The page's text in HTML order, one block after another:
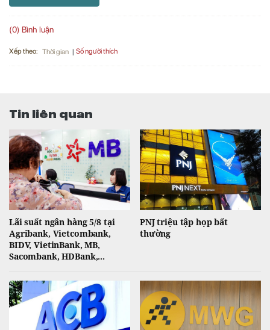
(0) Bình luận
Xếp theo: Thời gian Số người thích
Tin liên quan
Lãi suất ngân hàng 5/8 tại
Agribank, Vietcombank,
BIDV, VietinBank, MB,
Sacombank, HDBank,...
PNJ triệu tập họp bất
thường